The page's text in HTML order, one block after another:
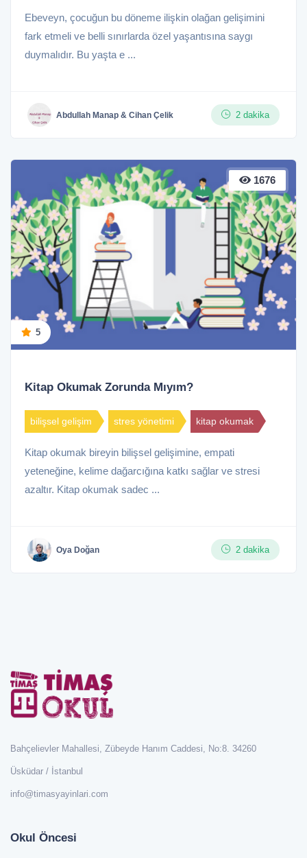
Ebeveyn, çocuğun bu döneme ilişkin olağan gelişimini
fark etmeli ve belli sınırlarda özel yaşantısına saygı
duymalıdır. Bu yaşta e ...
Abdullah Manap & Cihan Çelik 2 dakika
1676
5
Kitap Okumak Zorunda Mıyım?
bilişsel gelişim stres yönetimi kitap okumak
Kitap okumak bireyin bilişsel gelişimine, empati
yeteneğine, kelime dağarcığına katkı sağlar ve stresi
azaltır. Kitap okumak sadec ...
Oya Doğan 2 dakika
Bahçelievler Mahallesi, Zübeyde Hanım Caddesi, No:8. 34260
Üsküdar / İstanbul
info@timasyayinlari.com
Okul Öncesi